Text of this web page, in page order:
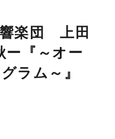
響楽団 上田
ー『～オー
ラム～』